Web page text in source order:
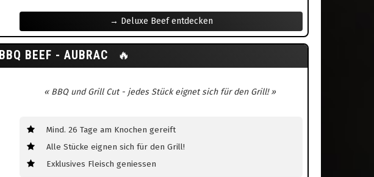
→ Deluxe Beef entdecken
BBQ BEEF - AUBRAC 🔥
« BBQ und Grill Cut - jedes Stück eignet sich für den Grill! »
Mind. 26 Tage am Knochen gereift
Alle Stücke eignen sich für den Grill!
Exklusives Fleisch geniessen